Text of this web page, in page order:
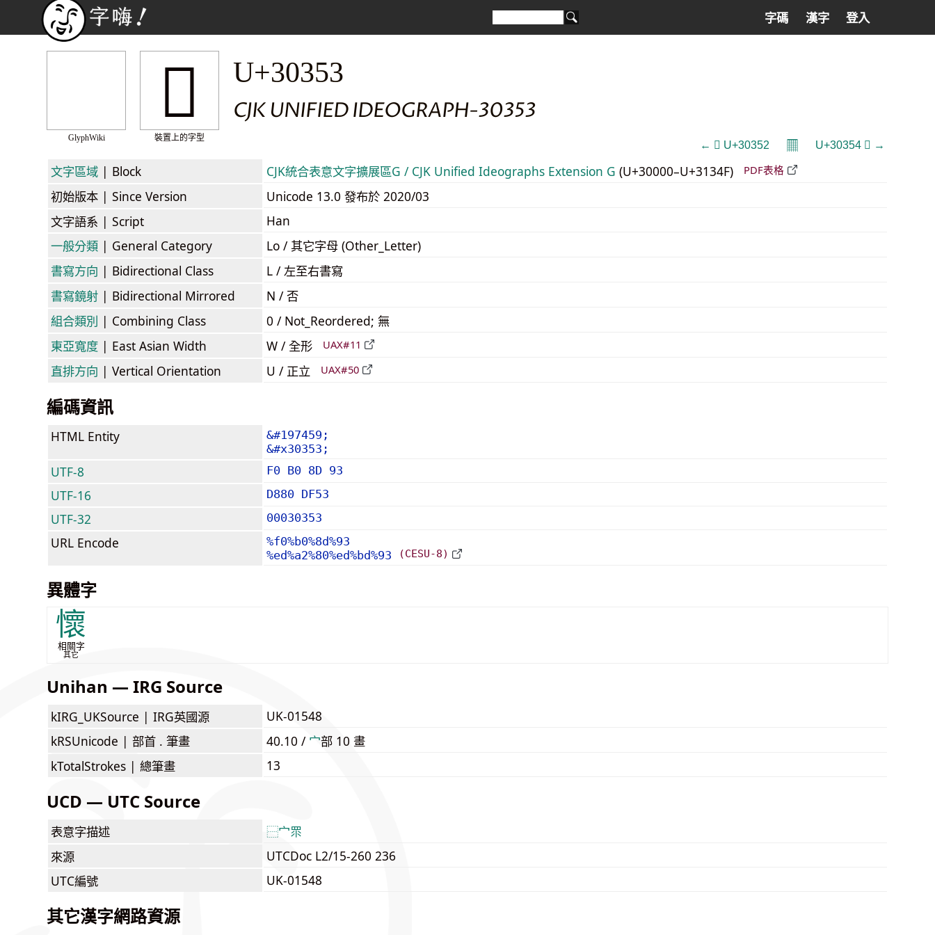
字碼 漢字 登入
GlyphWiki
𰍓
裝置上的字型
U+30353
CJK UNIFIED IDEOGRAPH-30353
← 𰍒 U+30352 𝄜 U+30354 𰍔 →
文字區域 | Block CJK統合表意文字擴展區G / CJK Unified Ideographs Extension G (U+30000–U+3134F) PDF表格
初始版本 | Since Version
Unicode 13.0 發布於 2020/03
文字語系 | Script
Han
一般分類 | General Category
Lo / 其它字母 (Other_Letter)
書寫方向 | Bidirectional Class
L / 左至右書寫
書寫鏡射 | Bidirectional Mirrored
N / 否
組合類別 | Combining Class
0 / Not_Reordered; 無
東亞寬度 | East Asian Width W / 全形 UAX#11
直排方向 | Vertical Orientation U / 正立 UAX#50
編碼資訊
HTML Entity
&#197459;
&#x30353;
UTF-8 F0 B0 8D 93
UTF-16 D880 DF53
UTF-32 00030353
URL Encode
%f0%b0%8d%93
%ed%a2%80%ed%bd%93
(CESU-8)
異體字
懷
相關字
其它
Unihan — IRG Source
kIRG_UKSource | IRG英國源
UK-01548
kRSUnicode | 部首 . 筆畫 40.10 / ⼧部 10 畫
kTotalStrokes | 總筆畫 13
UCD — UTC Source
表意字描述 ⿱宀眔
來源
UTCDoc L2/15-260 236
UTC編號
UK-01548
其它漢字網路資源